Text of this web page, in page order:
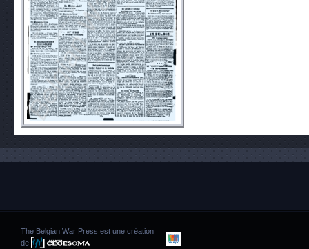
The Belgian War Press est une création
de